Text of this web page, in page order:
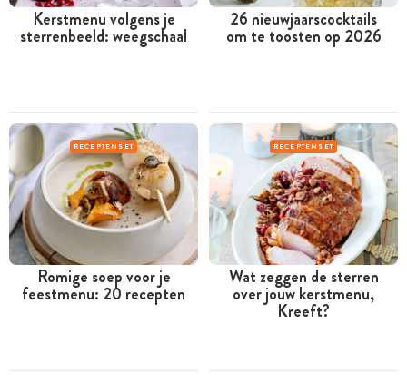
Kerstmenu volgens je
sterrenbeeld: weegschaal
26 nieuwjaarscocktails
om te toosten op 2026
RECEPTENSET
Romige soep voor je
feestmenu: 20 recepten
RECEPTENSET
Wat zeggen de sterren
over jouw kerstmenu,
Kreeft?